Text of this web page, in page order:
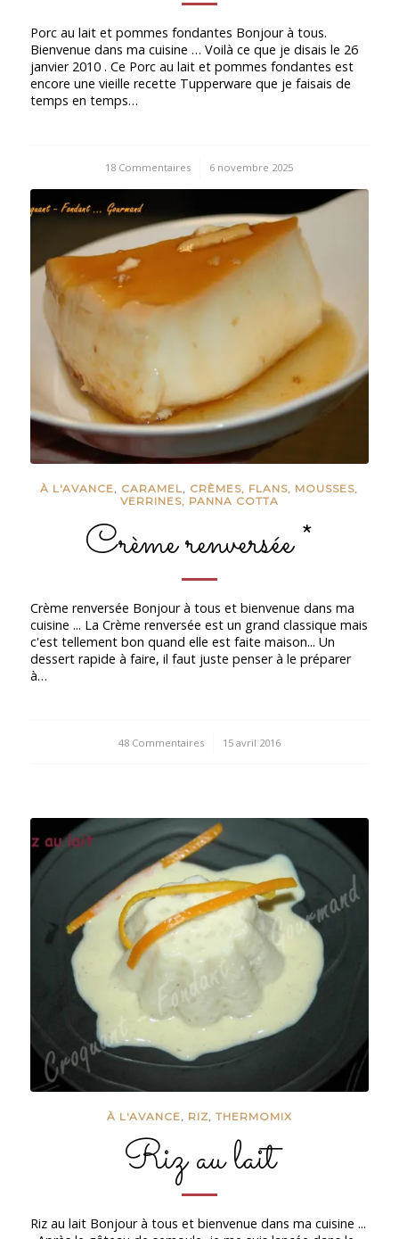
Porc au lait et pommes fondantes Bonjour à tous.
Bienvenue dans ma cuisine … Voilà ce que je disais le 26
janvier 2010 . Ce Porc au lait et pommes fondantes est
encore une vieille recette Tupperware que je faisais de
temps en temps…
18 Commentaires
/ 6 novembre 2025
À L'AVANCE, CARAMEL, CRÈMES, FLANS, MOUSSES,
VERRINES, PANNA COTTA
Crème renversée *
Crème renversée Bonjour à tous et bienvenue dans ma
cuisine ... La Crème renversée est un grand classique mais
c'est tellement bon quand elle est faite maison... Un
dessert rapide à faire, il faut juste penser à le préparer
à…
48 Commentaires
/ 15 avril 2016
À L'AVANCE, RIZ, THERMOMIX
Riz au lait
Riz au lait Bonjour à tous et bienvenue dans ma cuisine ...